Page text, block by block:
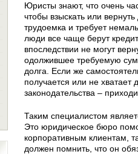
Юристы знают, что очень
чтобы взыскать или
трудоемка и требует
люди все чаще берут
впоследствии не могут
одолжившее требуемую
долга. Если же
получается или не хватает
законодательства –
Таким специалистом
Это юридическое бюро
корпоративным клиентам,
должен помнить, что он